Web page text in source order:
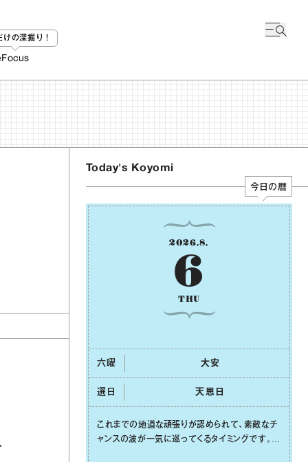
けの深掘り！
Focus
Today's Koyomi
今日の暦
2026.8.
6
THU
六曜 ⼤安
選日 天恩⽇
これまでの地道な頑張りが認められて、素敵なチ
ャンスの波が⼀気に巡ってくるタイミングです。周